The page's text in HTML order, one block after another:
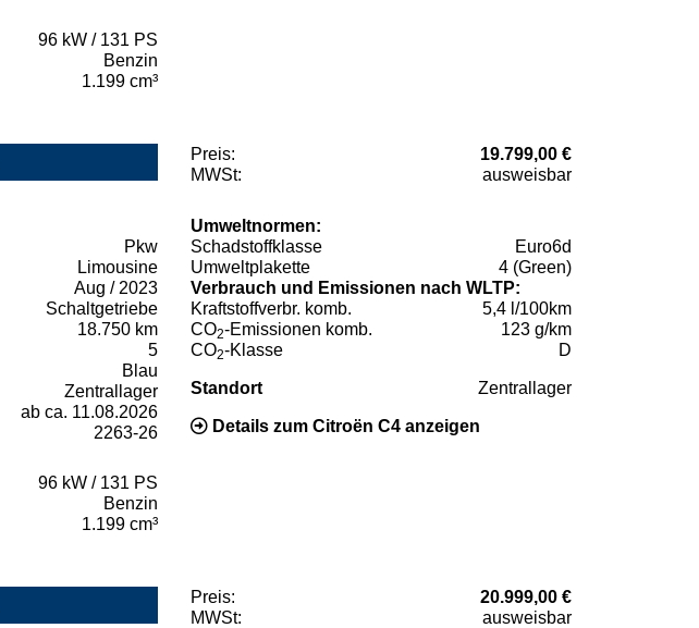
96 kW / 131 PS
Benzin
1.199 cm³
Preis:
19.799,00 €
MWSt:
ausweisbar
Pkw
Limousine
Aug / 2023
Schaltgetriebe
18.750 km
5
Blau
Zentrallager
ab ca. 11.08.2026
2263-26
96 kW / 131 PS
Benzin
1.199 cm³
Umweltnormen:
Schadstoffklasse
Euro6d
Umweltplakette
4 (Green)
Verbrauch und Emissionen nach WLTP:
Kraftstoffverbr. komb.
5,4 l/100km
CO2-Emissionen komb.
123 g/km
CO2-Klasse D
Standort Zentrallager
Details zum Citroën C4 anzeigen
Preis:
20.999,00 €
MWSt:
ausweisbar